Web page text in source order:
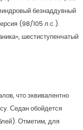
безнаддувный
(98/105 л.с.).
шестиступенчатый
что эквивалентно
Седан обойдется
Отметим, для